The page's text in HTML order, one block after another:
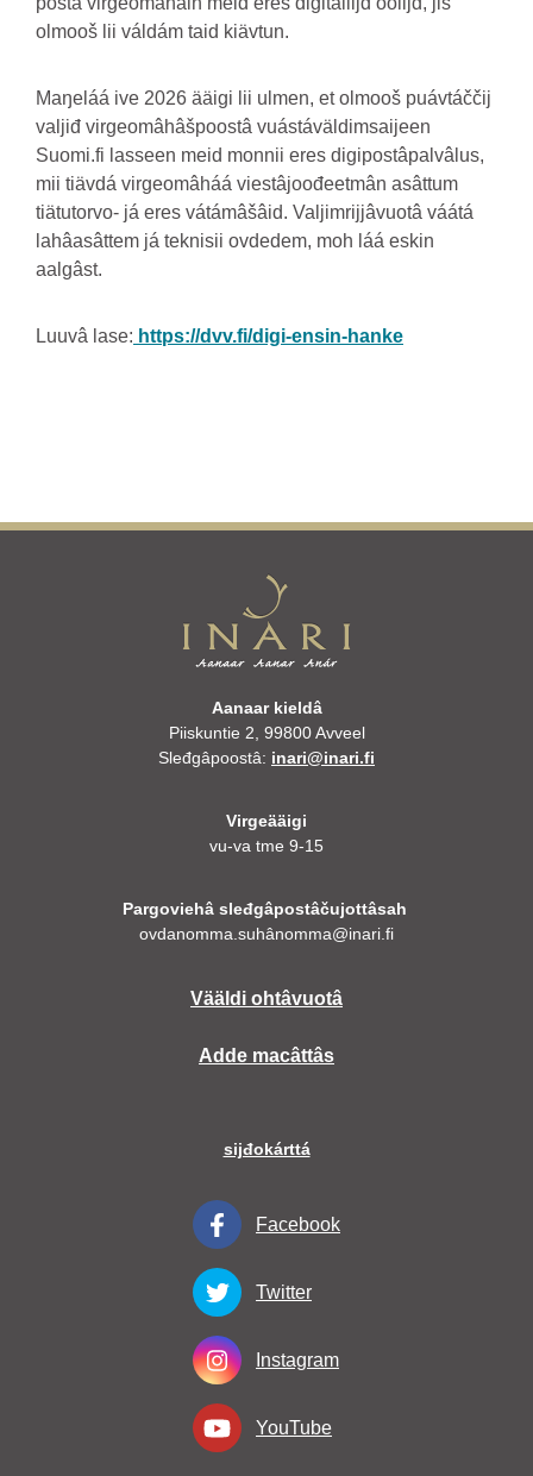
olmooš lii váldám taid kiävtun.
Maŋeláá ive 2026 ääigi lii ulmen, et olmooš puávtáččij
valjiđ virgeomâhâšpoostâ vuástáväldimsaijeen
Suomi.fi lasseen meid monnii eres digipostâpalvâlus,
mii tiävdá virgeomâháá viestâjoođeetmân asâttum
tiätutorvo- já eres vátámâšâid. Valjimrijjâvuotâ váátá
lahâasâttem já teknisii ovdedem, moh láá eskin
aalgâst.
Luuvâ lase: https://dvv.fi/digi-ensin-hanke
Aanaar kieldâ
Piiskuntie 2, 99800 Avveel
Sleđgâpoostâ: inari@inari.fi
Virgeääigi
vu-va tme 9-15
Pargoviehâ sleđgâpostâčujottâsah
ovdanomma.suhânomma@inari.fi
Vääldi ohtâvuotâ
Adde macâttâs
sijđokárttá
Facebook
Twitter
Instagram
YouTube